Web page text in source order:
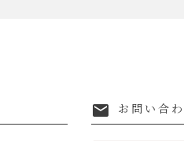
mail お問い合